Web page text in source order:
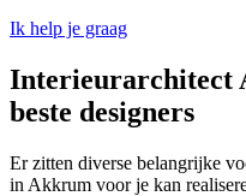
Ik help je graag
Interieurarchitect
beste designers
Er zitten diverse belangrijke
in Akkrum voor je kan